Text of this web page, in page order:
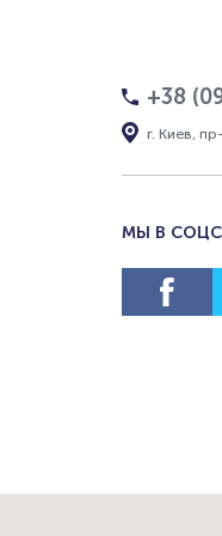
+38
г. Киев,
МЫ В